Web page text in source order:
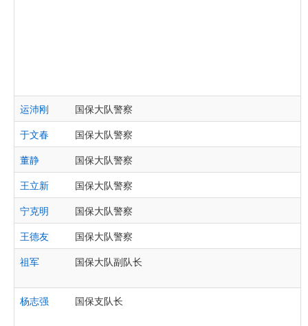
运沛刚
国保大队警察
于文春
国保大队警察
董静
国保大队警察
王立新
国保大队警察
宁克明
国保大队警察
王德友
国保大队警察
祖军
国保大队副队长
杨志强 国保支队长